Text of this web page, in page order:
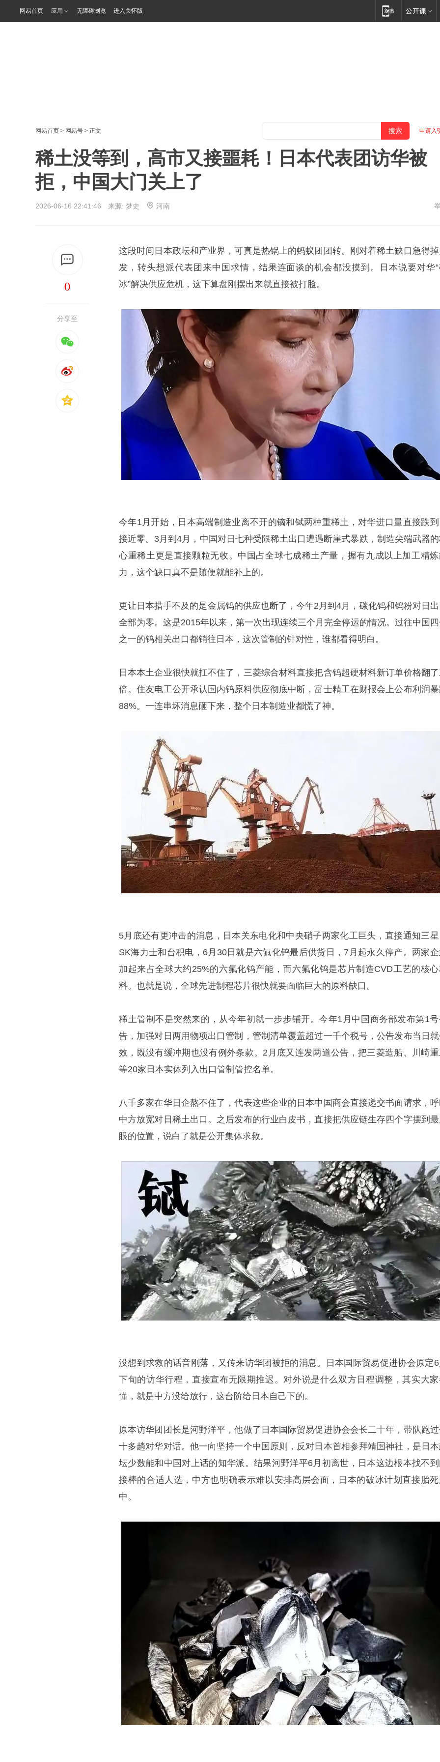
网易首页 应用 无障碍浏览 进入关怀版
网易首页 > 网易号 > 正文 申请入
稀土没等到，高市又接噩耗！日本代表团访华被
拒，中国大门关上了
2026-06-16 22:41:46 来源: 梦史 河南
0
分享至
这段时间日本政坛和产业界，可真是热锅上的蚂蚁团团转。刚对着稀土缺口急得
发，转头想派代表团来中国求情，结果连面谈的机会都没摸到。日本说要对华
冰”解决供应危机，这下算盘刚摆出来就直接被打脸。
今年1月开始，日本高端制造业离不开的镝和铽两种重稀土，对华进口量直接跌
接近零。3月到4月，中国对日七种受限稀土出口遭遇断崖式暴跌，制造尖端武器
心重稀土更是直接颗粒无收。中国占全球七成稀土产量，握有九成以上加工精
力，这个缺口真不是随便就能补上的。
更让日本措手不及的是金属钨的供应也断了，今年2月到4月，碳化钨和钨粉对日
全部为零。这是2015年以来，第一次出现连续三个月完全停运的情况。过往中国
之一的钨相关出口都销往日本，这次管制的针对性，谁都看得明白。
日本本土企业很快就扛不住了，三菱综合材料直接把含钨超硬材料新订单价格翻
倍。住友电工公开承认国内钨原料供应彻底中断，富士精工在财报会上公布利润
88%。一连串坏消息砸下来，整个日本制造业都慌了神。
5月底还有更冲击的消息，日本关东电化和中央硝子两家化工巨头，直接通知三
SK海力士和台积电，6月30日就是六氟化钨最后供货日，7月起永久停产。两家
加起来占全球大约25%的六氟化钨产能，而六氟化钨是芯片制造CVD工艺的核
料。也就是说，全球先进制程芯片很快就要面临巨大的原料缺口。
稀土管制不是突然来的，从今年初就一步步铺开。今年1月中国商务部发布第1
告，加强对日两用物项出口管制，管制清单覆盖超过一千个税号，公告发布当日
效，既没有缓冲期也没有例外条款。2月底又连发两道公告，把三菱造船、川崎
等20家日本实体列入出口管制管控名单。
八千多家在华日企熬不住了，代表这些企业的日本中国商会直接递交书面请求，
中方放宽对日稀土出口。之后发布的行业白皮书，直接把供应链生存四个字摆到
眼的位置，说白了就是公开集体求救。
没想到求救的话音刚落，又传来访华团被拒的消息。日本国际贸易促进协会原定
下旬的访华行程，直接宣布无限期推迟。对外说是什么双方日程调整，其实大
懂，就是中方没给放行，这台阶给日本自己下的。
原本访华团团长是河野洋平，他做了日本国际贸易促进协会会长二十年，带队跑
十多趟对华对话。他一向坚持一个中国原则，反对日本首相参拜靖国神社，是日
坛少数能和中国对上话的知华派。结果河野洋平6月初离世，日本这边根本找不
接棒的合适人选，中方也明确表示难以安排高层会面，日本的破冰计划直接胎
中。